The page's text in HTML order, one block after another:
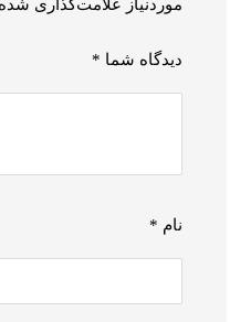
موردنیاز علامت‌گذاری
دیدگاه شما *
نام *